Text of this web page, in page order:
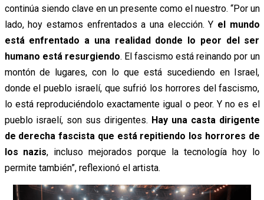
continúa siendo clave en un presente como el nuestro. “Por un
lado, hoy estamos enfrentados a una elección. Y el mundo
está enfrentado a una realidad donde lo peor del ser
humano está resurgiendo. El fascismo está reinando por un
montón de lugares, con lo que está sucediendo en Israel,
donde el pueblo israelí, que sufrió los horrores del fascismo,
lo está reproduciéndolo exactamente igual o peor. Y no es el
pueblo israelí, son sus dirigentes. Hay una casta dirigente
de derecha fascista que está repitiendo los horrores de
los nazis, incluso mejorados porque la tecnología hoy lo
permite también”, reflexionó el artista.